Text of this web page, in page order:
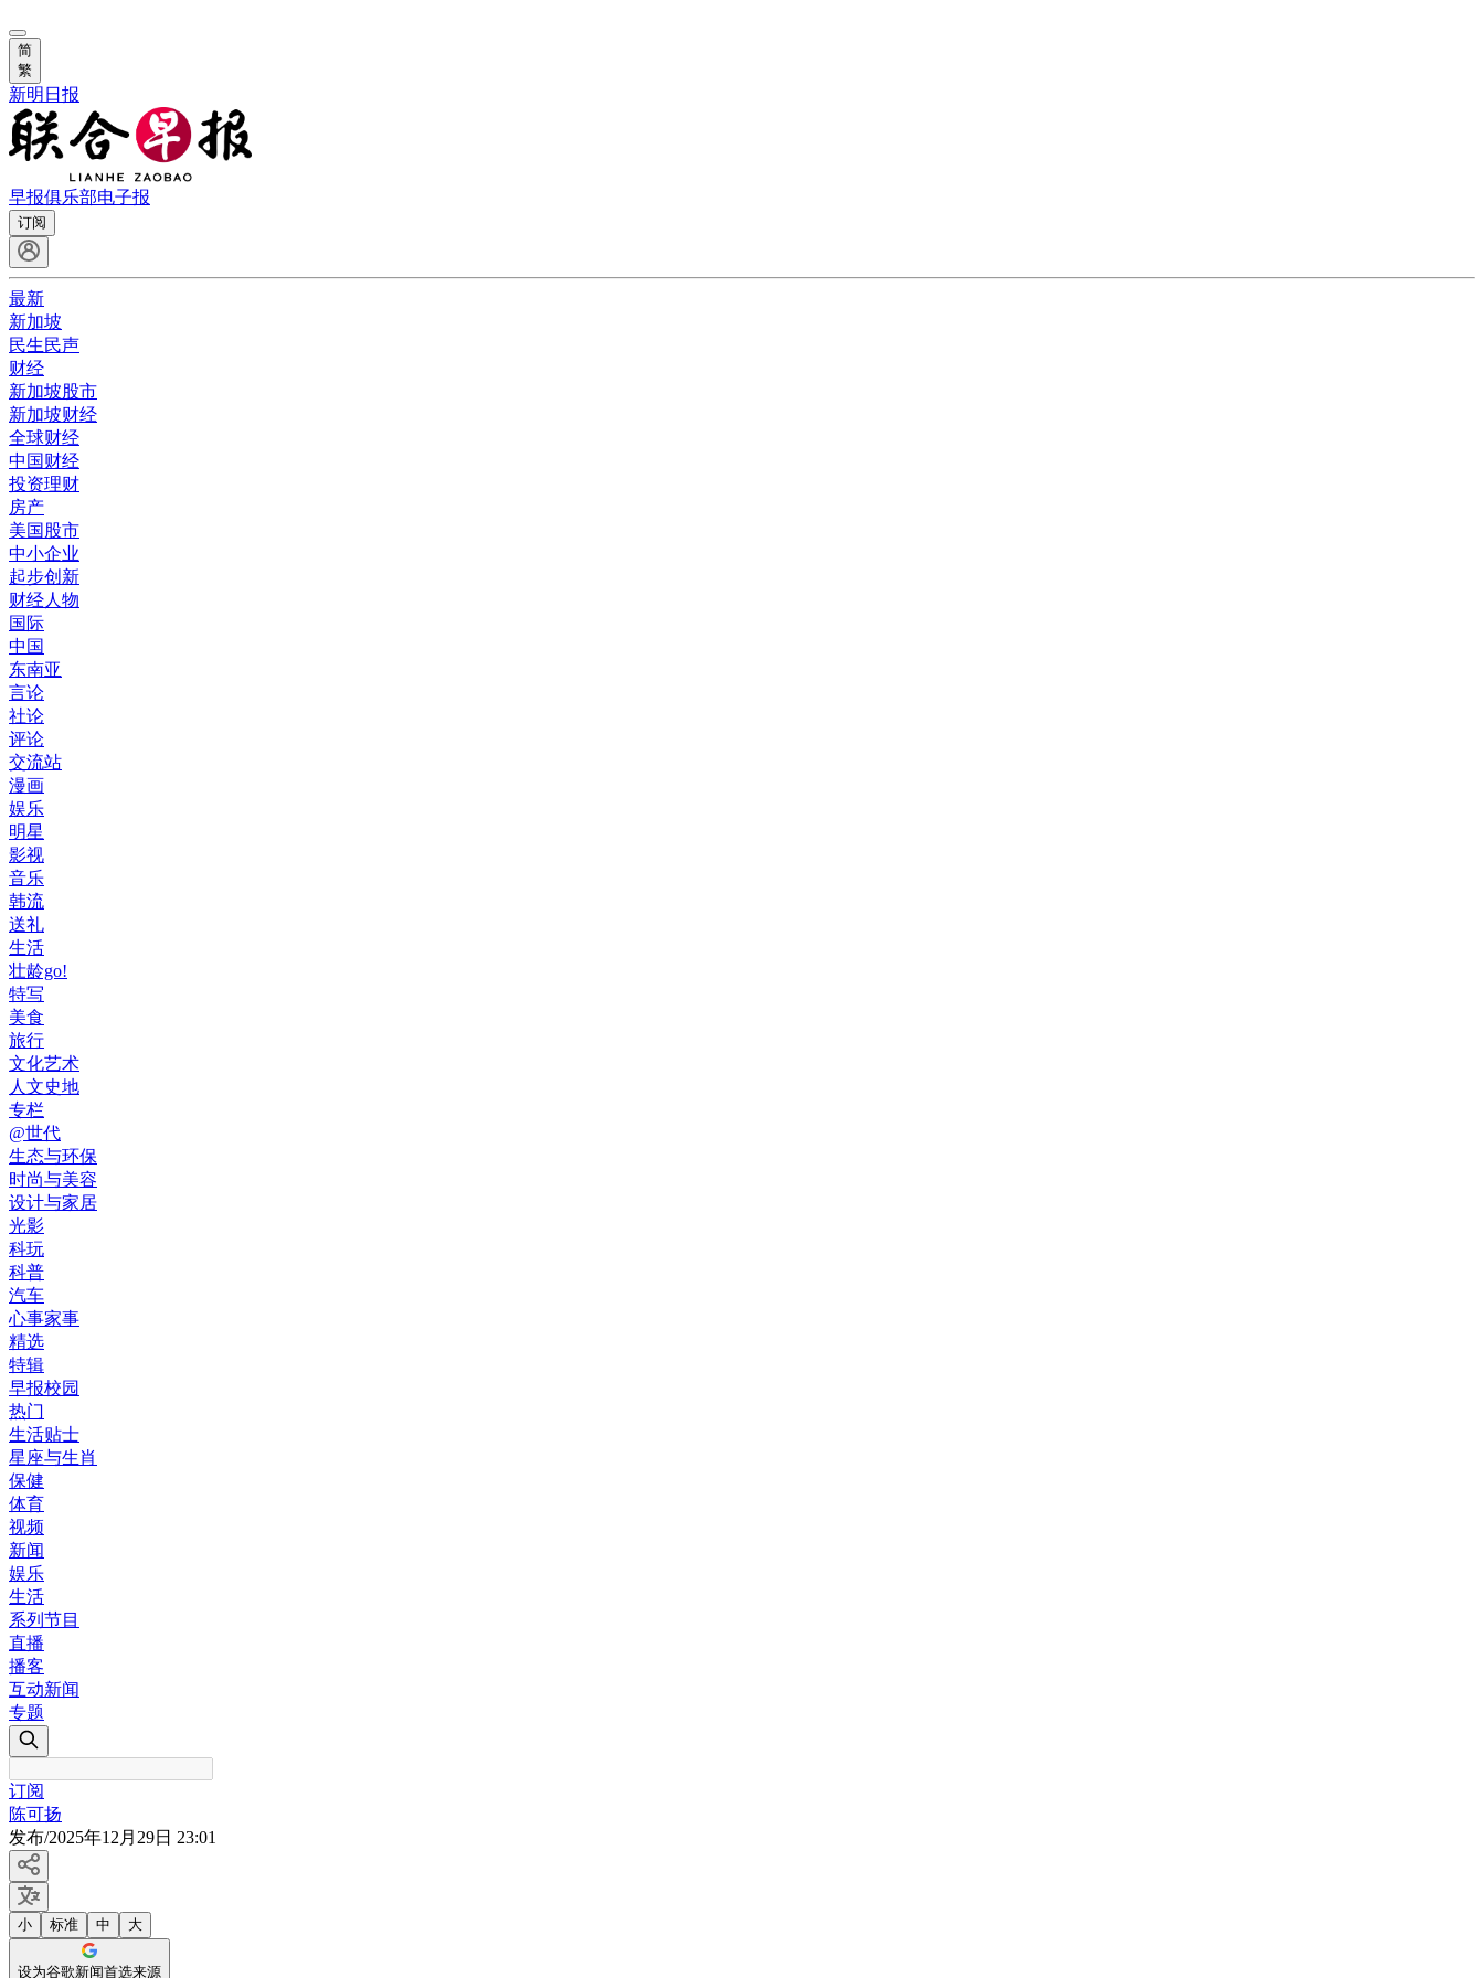
简
繁
新明日报
早报俱乐部电子报
订阅
最新
新加坡
民生民声
财经
新加坡股市
新加坡财经
全球财经
中国财经
投资理财
房产
美国股市
中小企业
起步创新
财经人物
国际
中国
东南亚
言论
社论
评论
交流站
漫画
娱乐
明星
影视
音乐
韩流
送礼
生活
壮龄go!
特写
美食
旅行
文化艺术
人文史地
专栏
@世代
生态与环保
时尚与美容
设计与家居
光影
科玩
科普
汽车
心事家事
精选
特辑
早报校园
热门
生活贴士
星座与生肖
保健
体育
视频
新闻
娱乐
生活
系列节目
直播
播客
互动新闻
专题
订阅
陈可扬
发布/2025年12月29日 23:01
小 标准 中 大
设为谷歌新闻首选来源